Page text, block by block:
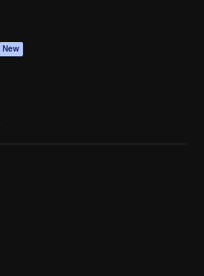
New